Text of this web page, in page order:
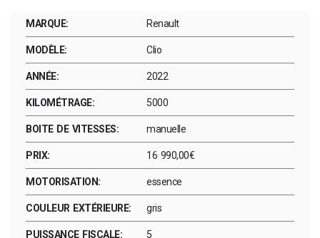
MARQUE: Renault
MODÈLE: Clio
ANNÉE: 2022
KILOMÉTRAGE: 5000
BOITE DE VITESSES: manuelle
PRIX: 16 990,00€
MOTORISATION: essence
COULEUR EXTÉRIEURE: gris
PUISSANCE FISCALE: 5